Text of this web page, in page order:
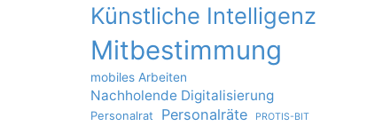
Künstliche Intelligenz
Mitbestimmung
mobiles Arbeiten
Nachholende Digitalisierung
Personalrat Personalräte PROTIS-BIT